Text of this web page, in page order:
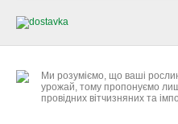
Ми розуміємо, що ваші
урожай, тому пропонуємо
провідних вітчизняних та